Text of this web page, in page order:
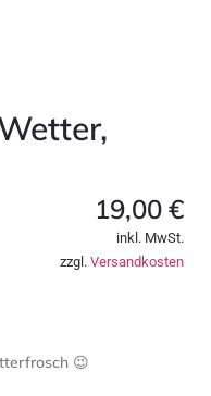
19,00 €
inkl. MwSt.
zzgl. Versandkosten
😉